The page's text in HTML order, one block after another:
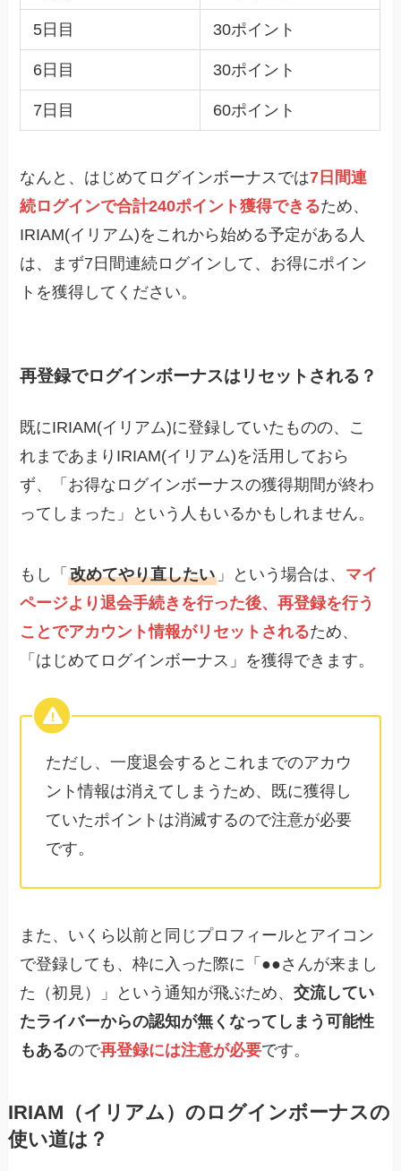
5日目 30ポイント
6日目 30ポイント
7日目 60ポイント
なんと、はじめてログインボーナスでは7日間連
続ログインで合計240ポイント獲得できるため、
IRIAM(イリアム)をこれから始める予定がある人
は、まず7日間連続ログインして、お得にポイン
トを獲得してください。
再登録でログインボーナスはリセットされる？
既にIRIAM(イリアム)に登録していたものの、こ
れまであまりIRIAM(イリアム)を活用しておら
ず、「お得なログインボーナスの獲得期間が終わ
ってしまった」という人もいるかもしれません。
もし「改めてやり直したい 」という場合は、 マイ
ページより退会手続きを行った後、再登録を行う
ことでアカウント情報がリセットされるため、
「はじめてログインボーナス」を獲得できます。
ただし、一度退会するとこれまでのアカウ
ント情報は消えてしまうため、既に獲得し
ていたポイントは消滅するので注意が必要
です。
また、いくら以前と同じプロフィールとアイコン
で登録しても、枠に入った際に「●●さんが来まし
た（初見）」という通知が飛ぶため、交流してい
たライバーからの認知が無くなってしまう可能性
もあるので再登録には注意が必要です。
IRIAM（イリアム）のログインボーナスの
使い道は？